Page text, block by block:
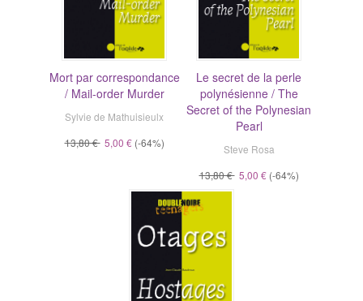
Mort par correspondance
/ Mail-order Murder
Sylvie de Mathuisieulx
13,80 € 5,00 € (-64%)
Le secret de la perle
polynésienne / The
Secret of the Polynesian
Pearl
Steve Rosa
13,80 € 5,00 € (-64%)